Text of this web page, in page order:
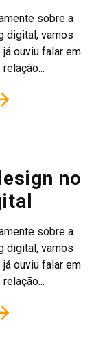
sobre a
digital, vamos
ouviu falar em
no
sobre a
digital, vamos
ouviu falar em